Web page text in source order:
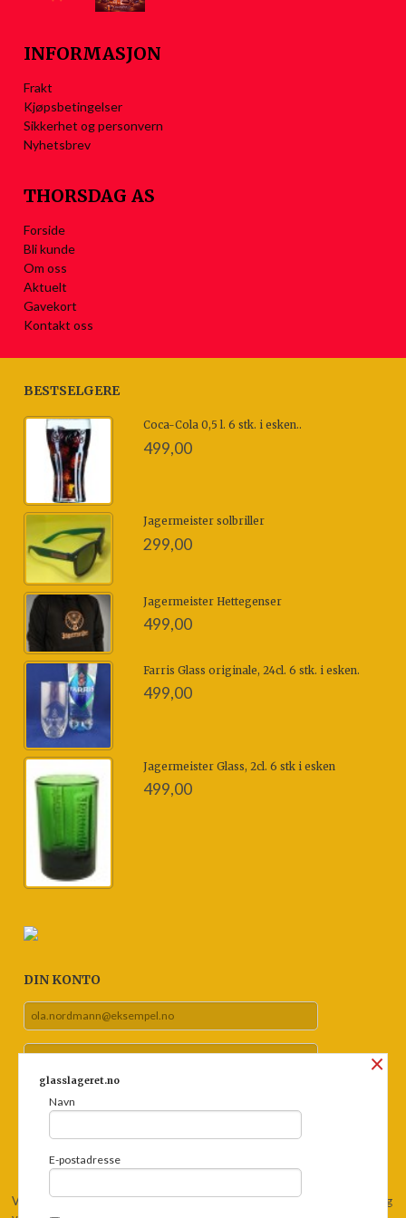
INFORMASJON
Frakt
Kjøpsbetingelser
Sikkerhet og personvern
Nyhetsbrev
THORSDAG AS
Forside
Bli kunde
Om oss
Aktuelt
Gavekort
Kontakt oss
BESTSELGERE
Coca-Cola 0,5 l. 6 stk. i esken..
499,00
Jagermeister solbriller
299,00
Jagermeister Hettegenser
499,00
Farris Glass originale, 24cl. 6 stk. i esken.
499,00
Jagermeister Glass, 2cl. 6 stk i esken
499,00
DIN KONTO
Vår nettbutikk bruker cookies slik at du får en bedre kjøpsopplevelse og
×
glasslageret.no
Navn
E-postadresse